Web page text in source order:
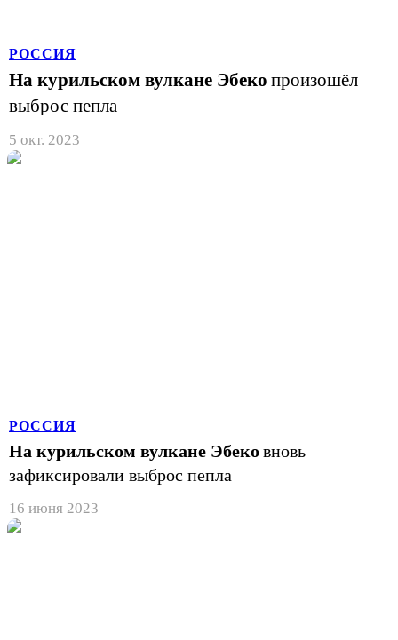
РОССИЯ
На курильском вулкане Эбеко произошёл
выброс пепла
5 окт. 2023
РОССИЯ
На курильском вулкане Эбековновь
зафиксировали выброс пепла
16 июня 2023